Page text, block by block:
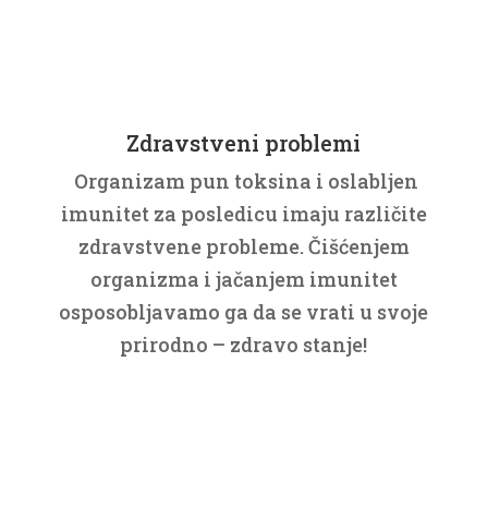
Zdravstveni problemi
Organizam pun toksina i oslabljen
imunitet za posledicu imaju različite
zdravstvene probleme. Čišćenjem
organizma i jačanjem imunitet
osposobljavamo ga da se vrati u svoje
prirodno – zdravo stanje!